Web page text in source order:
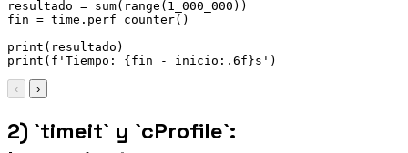
resultado = sum(range(1_000_000))
fin = time.perf_counter()
print(resultado)
print(f'Tiempo: {fin - inicio:.6f}s')
‹ ›
2) `timeit` y `cProfile`: